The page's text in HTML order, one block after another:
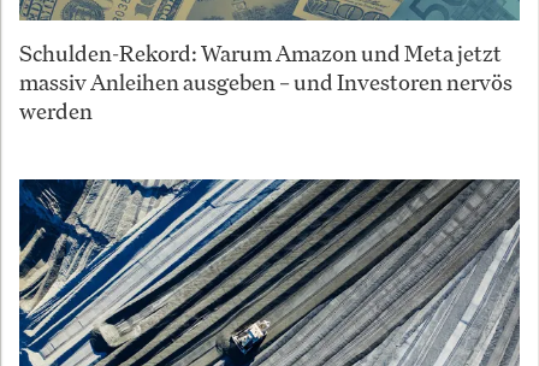
Schulden-Rekord: Warum Amazon und Meta jetzt
massiv Anleihen ausgeben – und Investoren nervös
werden